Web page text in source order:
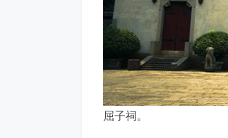
屈子祠。